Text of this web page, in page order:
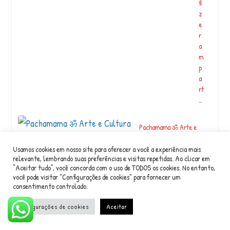
fi
z
e
r
a
m
p
a
rt
…
Pachamama ॐ Arte e
V
Usamos cookies em nosso site para oferecer a você a experiência mais
relevante, lembrando suas preferências e visitas repetidas. Ao clicar em
“Aceitar tudo”, você concorda com o uso de TODOS os cookies. No entanto,
você pode visitar "Configurações de cookies" para fornecer um
consentimento controlado.
Configurações de cookies Aceitar